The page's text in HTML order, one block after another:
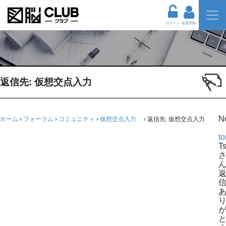
ログイン 会員登録
返信先: 仮想交点入力
ホーム › フォーラム › コミュニティ › 仮想交点入力 › 返信先: 仮想交点入力
さ
返
信
あ
り
が
と